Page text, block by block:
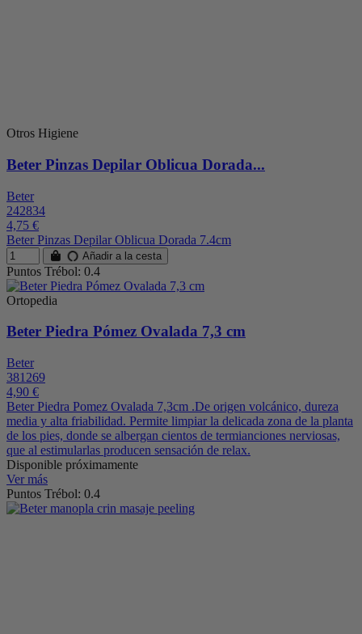
Otros Higiene
Beter Pinzas Depilar Oblicua Dorada...
Beter
242834
4,75 €
Beter Pinzas Depilar Oblicua Dorada 7.4cm
Añadir a la cesta
Puntos Trébol: 0.4
Ortopedia
Beter Piedra Pómez Ovalada 7,3 cm
Beter
381269
4,90 €
Beter Piedra Pomez Ovalada 7,3cm .De origen volcánico, dureza
media y alta friabilidad. Permite limpiar la delicada zona de la planta
de los pies, donde se albergan cientos de termianciones nerviosas,
que al estimularlas producen sensación de relax.
Disponible próximamente
Ver más
Puntos Trébol: 0.4